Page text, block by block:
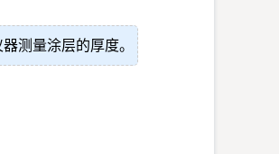
测量涂层的厚度。